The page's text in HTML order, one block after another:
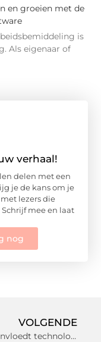
en groeien met de
is
Als eigenaar of
verhaal!
delen met een
je de kans om je
lezers die
mee en laat
nog
VOLGENDE
Hoe beïnvloedt technologie de kunst van het wijn drinken?